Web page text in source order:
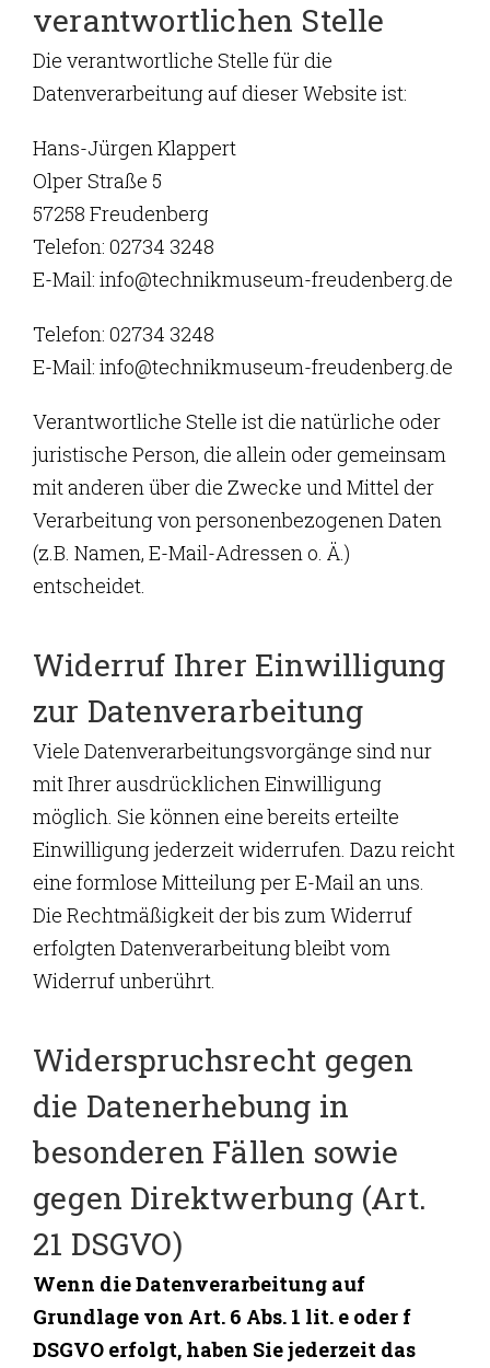
verantwortlichen Stelle
Die verantwortliche Stelle für die
Datenverarbeitung auf dieser Website ist:
Hans-Jürgen Klappert
Olper Straße 5
57258 Freudenberg
Telefon: 02734 3248
E-Mail: info@technikmuseum-freudenberg.de
Telefon: 02734 3248
E-Mail: info@technikmuseum-freudenberg.de
Verantwortliche Stelle ist die natürliche oder
juristische Person, die allein oder gemeinsam
mit anderen über die Zwecke und Mittel der
Verarbeitung von personenbezogenen Daten
(z.B. Namen, E-Mail-Adressen o. Ä.)
entscheidet.
Widerruf Ihrer Einwilligung
zur Datenverarbeitung
Viele Datenverarbeitungsvorgänge sind nur
mit Ihrer ausdrücklichen Einwilligung
möglich. Sie können eine bereits erteilte
Einwilligung jederzeit widerrufen. Dazu reicht
eine formlose Mitteilung per E-Mail an uns.
Die Rechtmäßigkeit der bis zum Widerruf
erfolgten Datenverarbeitung bleibt vom
Widerruf unberührt.
Widerspruchsrecht gegen
die Datenerhebung in
besonderen Fällen sowie
gegen Direktwerbung (Art.
21 DSGVO)
Wenn die Datenverarbeitung auf
Grundlage von Art. 6 Abs. 1 lit. e oder f
DSGVO erfolgt, haben Sie jederzeit das